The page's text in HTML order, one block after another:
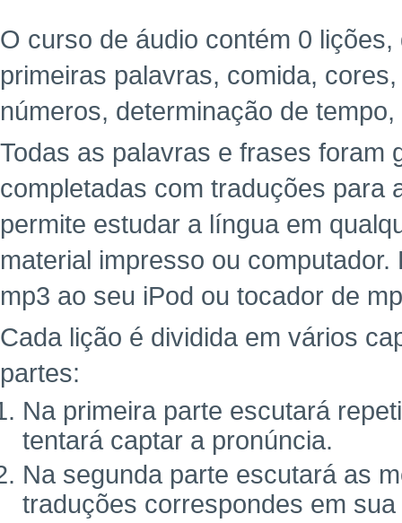
O curso de áudio contém 0
primeiras palavras, comida,
números, determinação de
Todas as palavras e frases foram
completadas com traduções para
permite estudar a língua em
material impresso ou
mp3 ao seu iPod ou tocador de
Cada lição é dividida em vários
partes:
Na primeira parte escutará
tentará captar a pronúncia.
Na segunda parte escutará as
traduções correspondes em